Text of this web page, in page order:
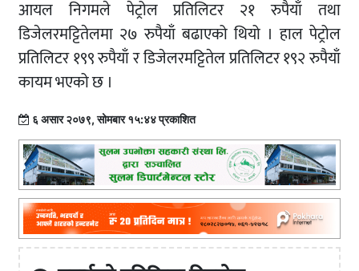
आयल निगमले पेट्रोल प्रतिलिटर २१ रुपैयाँ तथा
डिजेलरमट्टितेलमा २७ रुपैयाँ बढाएको थियो । हाल पेट्रोल
प्रतिलिटर १९९ रुपैयाँ र डिजेलरमट्टितेल प्रतिलिटर १९२ रुपैयाँ
कायम भएको छ ।
६ असार २०७९, सोमबार १५:४४ प्रकाशित